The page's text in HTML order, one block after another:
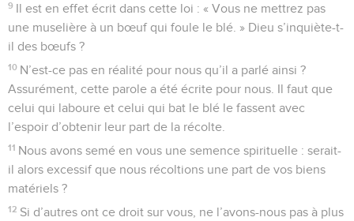
9 Il est en effet écrit dans cette loi : « Vous ne mettrez pas
une muselière à un bœuf qui foule le blé. » Dieu s’inquiète-t-
il des bœufs ?
10 N’est-ce pas en réalité pour nous qu’il a parlé ainsi ?
Assurément, cette parole a été écrite pour nous. Il faut que
celui qui laboure et celui qui bat le blé le fassent avec
l’espoir d’obtenir leur part de la récolte.
11 Nous avons semé en vous une semence spirituelle : serait-
il alors excessif que nous récoltions une part de vos biens
matériels ?
12 Si d’autres ont ce droit sur vous, ne l’avons-nous pas à plus